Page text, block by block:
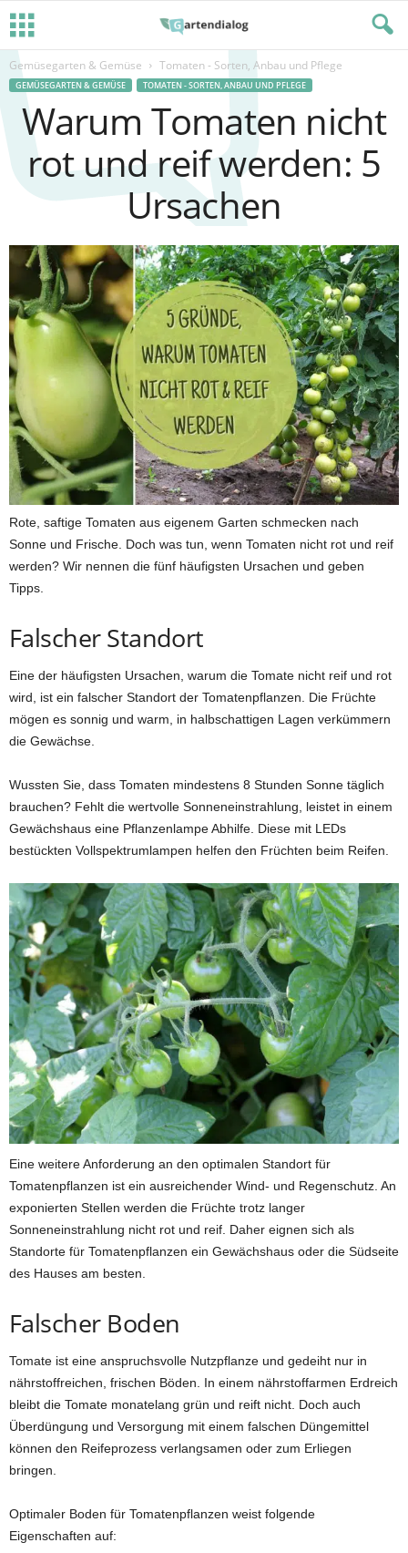
Gemüsegarten & Gemüse Tomaten - Sorten, Anbau und Pflege
GEMÜSEGARTEN & GEMÜSE TOMATEN - SORTEN, ANBAU UND PFLEGE
Warum Tomaten nicht
rot und reif werden: 5
Ursachen
Rote, saftige Tomaten aus eigenem Garten schmecken nach
Sonne und Frische. Doch was tun, wenn Tomaten nicht rot und reif
werden? Wir nennen die fünf häufigsten Ursachen und geben
Tipps.
Falscher Standort
Eine der häufigsten Ursachen, warum die Tomate nicht reif und rot
wird, ist ein falscher Standort der Tomatenpflanzen. Die Früchte
mögen es sonnig und warm, in halbschattigen Lagen verkümmern
die Gewächse.
Wussten Sie, dass Tomaten mindestens 8 Stunden Sonne täglich
brauchen? Fehlt die wertvolle Sonneneinstrahlung, leistet in einem
Gewächshaus eine Pflanzenlampe Abhilfe. Diese mit LEDs
bestückten Vollspektrumlampen helfen den Früchten beim Reifen.
Eine weitere Anforderung an den optimalen Standort für
Tomatenpflanzen ist ein ausreichender Wind- und Regenschutz. An
exponierten Stellen werden die Früchte trotz langer
Sonneneinstrahlung nicht rot und reif. Daher eignen sich als
Standorte für Tomatenpflanzen ein Gewächshaus oder die Südseite
des Hauses am besten.
Falscher Boden
Tomate ist eine anspruchsvolle Nutzpflanze und gedeiht nur in
nährstoffreichen, frischen Böden. In einem nährstoffarmen Erdreich
bleibt die Tomate monatelang grün und reift nicht. Doch auch
Überdüngung und Versorgung mit einem falschen Düngemittel
können den Reifeprozess verlangsamen oder zum Erliegen
bringen.
Optimaler Boden für Tomatenpflanzen weist folgende
Eigenschaften auf: